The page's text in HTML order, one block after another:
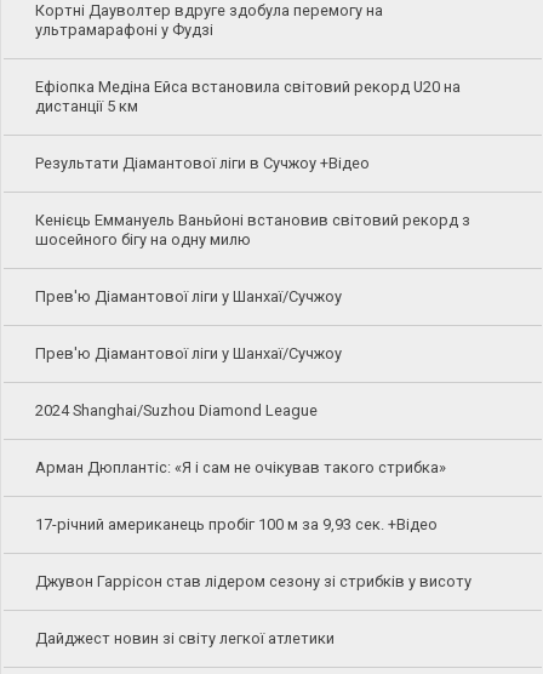
Кортні Дауволтер вдруге здобула перемогу на
ультрамарафоні у Фудзі
Ефіопка Медіна Ейса встановила світовий рекорд U20 на
дистанції 5 км
Результати Діамантової ліги в Сучжоу +Відео
Кенієць Еммануель Ваньйоні встановив світовий рекорд з
шосейного бігу на одну милю
Прев'ю Діамантової ліги у Шанхаї/Сучжоу
Прев'ю Діамантової ліги у Шанхаї/Сучжоу
2024 Shanghai/Suzhou Diamond League
Арман Дюплантіс: «Я і сам не очікував такого стрибка»
17-річний американець пробіг 100 м за 9,93 сек. +Відео
Джувон Гаррісон став лідером сезону зі стрибків у висоту
Дайджест новин зі світу легкої атлетики